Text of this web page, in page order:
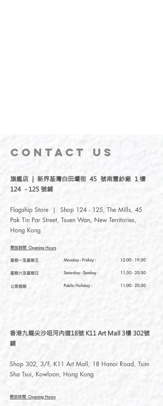
CONTACT US
旗艦店 | 新界荃灣白田壩街 45 號南豐紗廠 1 樓
124 - 125 號鋪
Flagship Store | Shop 124 - 125, The Mills, 45
Pak Tin Par Street, Tsuen Wan, New Territories,
Hong Kong
開放時間 Opening Hours
星期一至星期五
星期六至星期日
公眾假期
12:00 - 19:30
11:30 - 20:30
11:00 - 20:30
Monday - Friday :
Saturday- Sunday :
Public Holiday :
香港九龍尖沙咀河內道18號 K11 Art Mall 3樓 302號
鋪
Shop 302, 3/F, K11 Art Mall, 18 Hanoi Road, Tsim
Sha Tsui, Kowloon, Hong Kong
開放時間 Opening Hours